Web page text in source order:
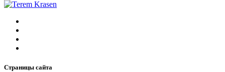
Страницы сайта